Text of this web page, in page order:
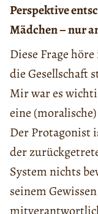
Perspektive
Mädchen – nur
Diese Frage
die Gesellschaft
Mir war es
eine
Der Protagonist
der
System nichts
seinem